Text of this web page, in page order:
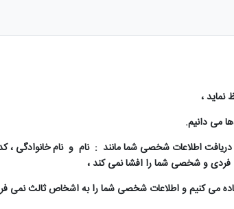
،
می دانیم.
دریافت اطلاعات شخصی شما مانند : نام و نام خانوادگی
و شخصی شما را افشا نمی کند ،
می کنیم و اطلاعات شخصی شما را به اشخاص ثالث نمی